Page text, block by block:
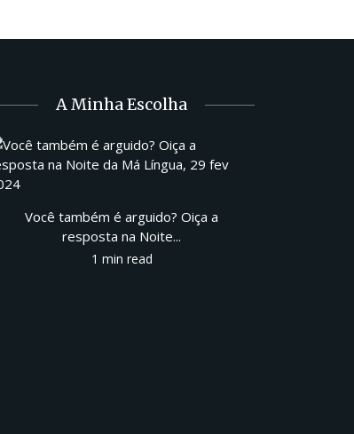
A Minha Escolha
Você também é arguido? Oiça a
resposta na Noite...
1 min read